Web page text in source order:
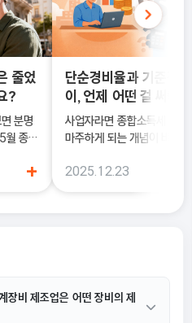
줄었
?
분명
월 종합
요. 이
+
단순경비율과 기준경
이, 언제 어떤 걸 써야
사업자라면 종합소득세 신고
마주하게 되는 개념이 바로
에서는 이 두 가지의 차이를
으로 정리합니다.
2025.12.23
비 제조업은 어떤 장비의 제